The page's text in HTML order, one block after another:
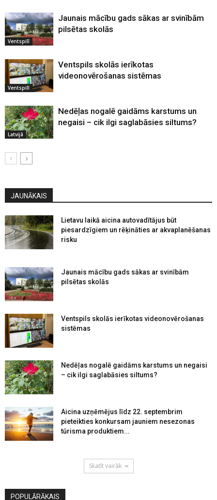
Ventspilī
Jaunais mācību gads sākas ar svinībām
pilsētas skolās
Ventspilī
Ventspils skolās ierīkotas
videonovērošanas sistēmas
Latvijā
Nedēļas nogalē gaidāms karstums un
negaisi – cik ilgi saglabāsies siltums?
JAUNĀKAIS
Lietavu laikā aicina autovadītājus būt
piesardzīgiem un rēķināties ar akvaplanēšanas
risku
Jaunais mācību gads sākas ar svinībām
pilsētas skolās
Ventspils skolās ierīkotas videonovērošanas
sistēmas
Nedēļas nogalē gaidāms karstums un negaisi
– cik ilgi saglabāsies siltums?
Aicina uzņēmējus līdz 22. septembrim
pieteikties konkursam jauniem nesezonas
tūrisma produktiem...
Skatīt vairāk
POPULĀRĀKAIS